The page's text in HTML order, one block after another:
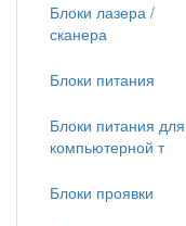
Блоки лазера /
сканера
Блоки питания
Блоки питания для
компьютерной т
Блоки проявки